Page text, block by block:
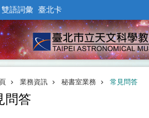
雙語詞彙 臺北卡
業務資訊 秘書室業務 常見問答
問答